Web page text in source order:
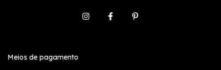
Meios de pagamento